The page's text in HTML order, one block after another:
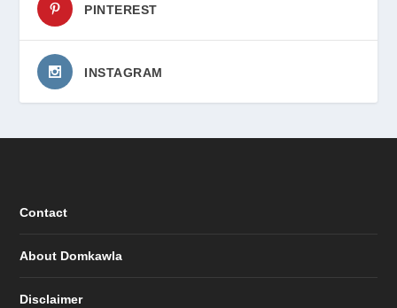
PINTEREST
INSTAGRAM
Contact
About Domkawla
Disclaimer